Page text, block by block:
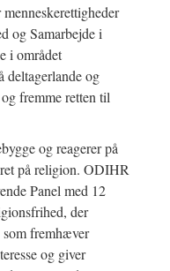
og Samarbejde i
i området
deltagerlande og
fremme retten til
og reagerer på
på religion. ODIHR
Panel med 12
der
som fremhæver
og giver